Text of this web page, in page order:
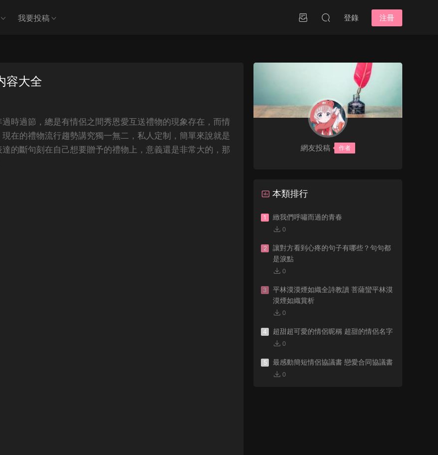
我要投稿 登錄 注冊
容大全
時過節，總是有情侶之間秀恩愛互送禮物的現象存在，而情
在的禮物流行趨勢講究獨一無二，私人定制，簡單來說就是
的斷句刻在自己想要贈予的禮物上，意義還是非常大的，那
網友投稿 作者
本類排行
1 緻我們呼嘯而過的青春
0
2
讓對方看到心疼的句子有哪些？句句都
是淚點
0
3
平林漠漠煙如織全詩教讀 菩薩蠻平林漠
漠煙如織賞析
0
4 超甜超可愛的情侶昵稱 超甜的情侶名字
0
5 最感動簡短情侶協議書 戀愛合同協議書
0